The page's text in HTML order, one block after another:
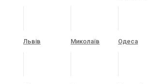
Львів Миколаїв Одеса